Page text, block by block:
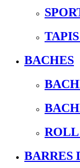
BACHES
BARRES